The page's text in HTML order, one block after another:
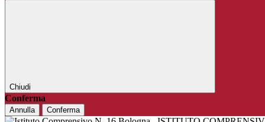
Chiudi
Conferma
Annulla Conferma